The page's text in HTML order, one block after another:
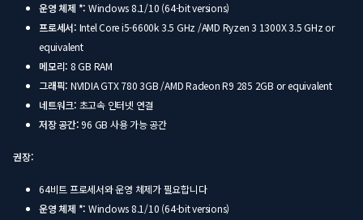
운영 체제 *: Windows 8.1/10 (64-bit versions)
프로세서: Intel Core i5-6600k 3.5 GHz /AMD Ryzen 3 1300X 3.5 GHz or
equivalent
메모리: 8 GB RAM
그래픽: NVIDIA GTX 780 3GB /AMD Radeon R9 285 2GB or equivalent
네트워크: 초고속 인터넷 연결
저장 공간:96 GB 사용 가능 공간
권장:
64비트 프로세서와 운영 체제가 필요합니다
운영 체제 *: Windows 8.1/10 (64-bit versions)